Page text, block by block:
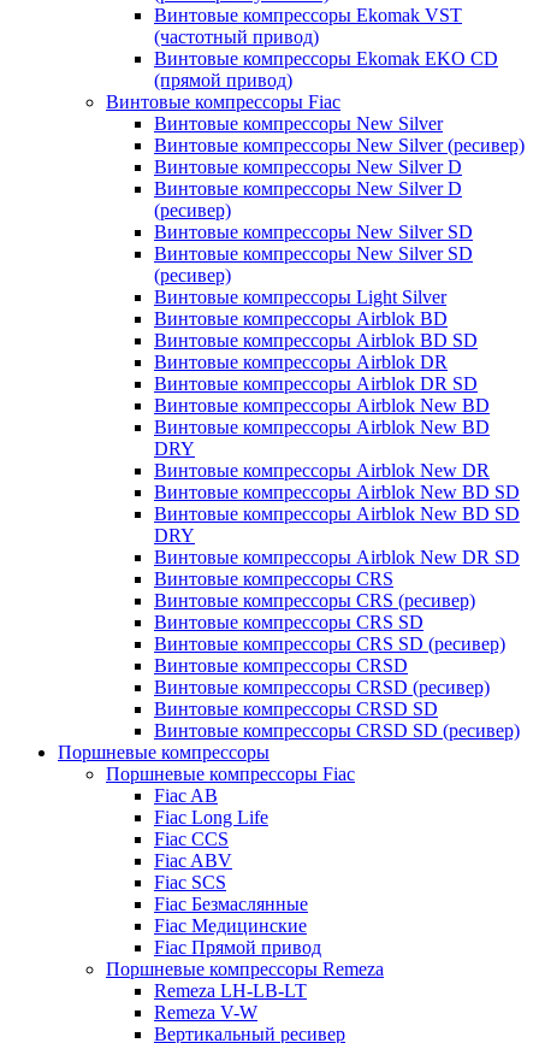
Винтовые компрессоры Ekomak VST
(частотный привод)
Винтовые компрессоры Ekomak EKO CD
(прямой привод)
Винтовые компрессоры Fiac
Винтовые компрессоры New Silver
Винтовые компрессоры New Silver (ресивер)
Винтовые компрессоры New Silver D
Винтовые компрессоры New Silver D
(ресивер)
Винтовые компрессоры New Silver SD
Винтовые компрессоры New Silver SD
(ресивер)
Винтовые компрессоры Light Silver
Винтовые компрессоры Airblok BD
Винтовые компрессоры Airblok BD SD
Винтовые компрессоры Airblok DR
Винтовые компрессоры Airblok DR SD
Винтовые компрессоры Airblok New BD
Винтовые компрессоры Airblok New BD
DRY
Винтовые компрессоры Airblok New DR
Винтовые компрессоры Airblok New BD SD
Винтовые компрессоры Airblok New BD SD
DRY
Винтовые компрессоры Airblok New DR SD
Винтовые компрессоры CRS
Винтовые компрессоры CRS (ресивер)
Винтовые компрессоры CRS SD
Винтовые компрессоры CRS SD (ресивер)
Винтовые компрессоры CRSD
Винтовые компрессоры CRSD (ресивер)
Винтовые компрессоры CRSD SD
Винтовые компрессоры CRSD SD (ресивер)
Поршневые компрессоры
Поршневые компрессоры Fiac
Fiac AB
Fiac Long Life
Fiac CCS
Fiac ABV
Fiac SCS
Fiac Безмаслянные
Fiac Медицинские
Fiac Прямой привод
Поршневые компрессоры Remeza
Remeza LH-LB-LT
Remeza V-W
Вертикальный ресивер